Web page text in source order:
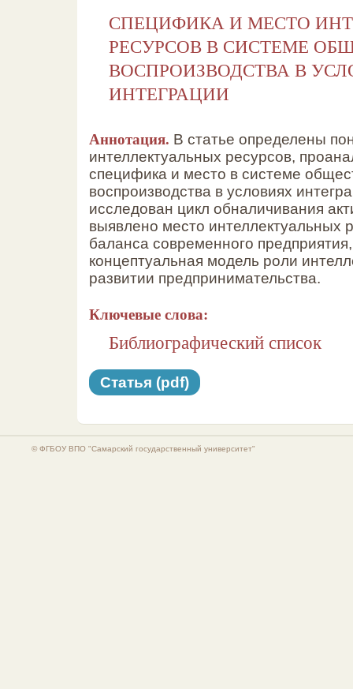
СПЕЦИФИКА И МЕСТО
РЕСУРСОВ В СИСТЕМЕ
ВОСПРОИЗВОДСТВА В
ИНТЕГРАЦИИ
Аннотация. В статье определены
интеллектуальных ресурсов,
специфика и место в системе
воспроизводства в условиях
исследован цикл обналичивания
выявлено место интеллектуальных
баланса современного
концептуальная модель роли
развитии предпринимательства.
Ключевые слова:
Библиографический список
Статья (pdf)
© ФГБОУ ВПО "Самарский государственный университет"